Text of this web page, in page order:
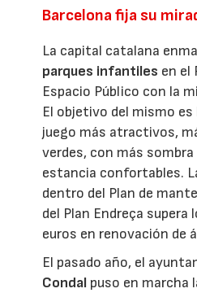
Barcelona fija su
La capital catalana
parques infantiles en el
Espacio Público con la
El objetivo del mismo
juego más atractivos,
verdes, con más
estancia confortables.
dentro del Plan de
del Plan Endreça supera
euros en renovación de
El pasado año, el
Condal puso en marcha